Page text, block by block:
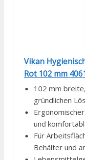
Vikan
Rot 102 mm
102 mm
gründlichen
und
Für
Behälter und